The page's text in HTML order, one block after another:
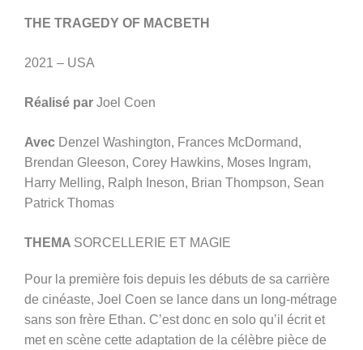
THE TRAGEDY OF MACBETH
2021 – USA
Réalisé par Joel Coen
Avec Denzel Washington, Frances McDormand,
Brendan Gleeson, Corey Hawkins, Moses Ingram,
Harry Melling, Ralph Ineson, Brian Thompson, Sean
Patrick Thomas
THEMA SORCELLERIE ET MAGIE
Pour la première fois depuis les débuts de sa carrière
de cinéaste, Joel Coen se lance dans un long-métrage
sans son frère Ethan. C’est donc en solo qu’il écrit et
met en scène cette adaptation de la célèbre pièce de